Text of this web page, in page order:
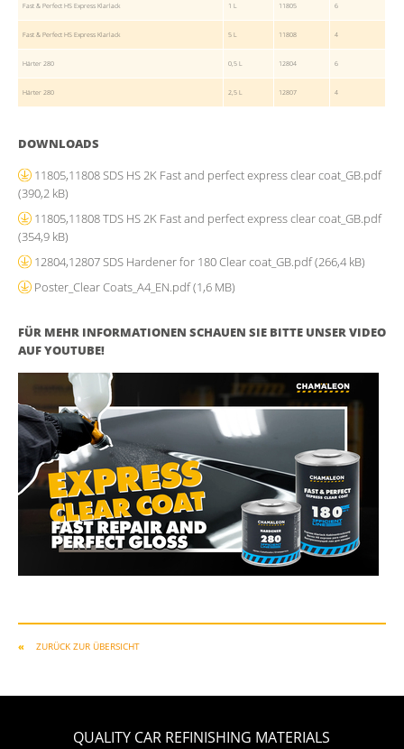
Fast & Perfect HS Express Klarlack 1 L 11805 6
Fast & Perfect HS Express Klarlack 5 L 11808 4
Härter 280 0,5 L 12804 6
Härter 280 2,5 L 12807 4
DOWNLOADS
11805,11808 SDS HS 2K Fast and perfect express clear coat_GB.pdf
(390,2 kB)
11805,11808 TDS HS 2K Fast and perfect express clear coat_GB.pdf
(354,9 kB)
12804,12807 SDS Hardener for 180 Clear coat_GB.pdf(266,4 kB)
Poster_Clear Coats_A4_EN.pdf(1,6 MB)
FÜR MEHR INFORMATIONEN SCHAUEN SIE BITTE UNSER VIDEO
AUF YOUTUBE!
ZURÜCK ZUR ÜBERSICHT
QUALITY CAR REFINISHING MATERIALS